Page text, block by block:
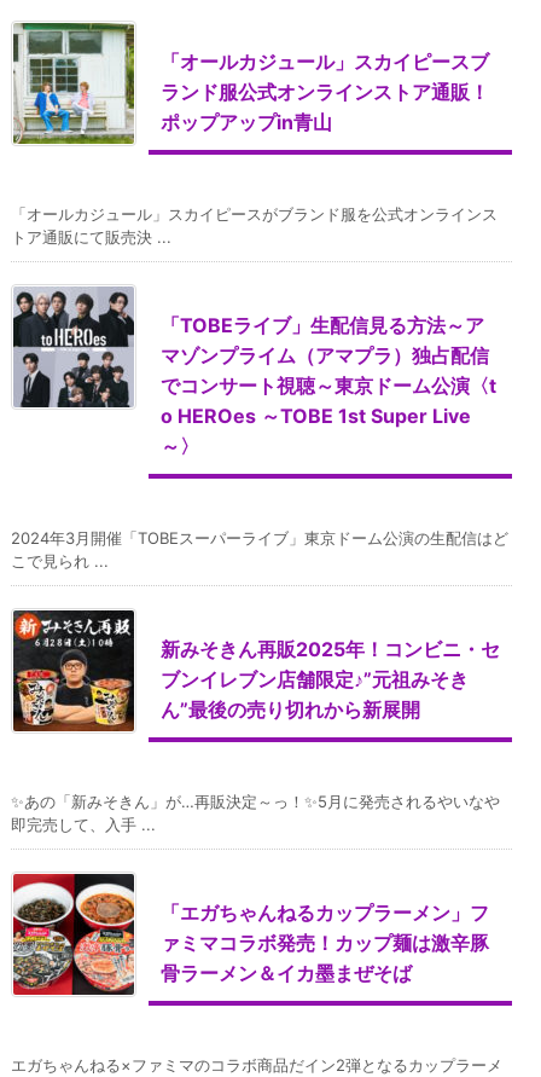
「オールカジュール」スカイピースブ
ランド服公式オンラインストア通販！
ポップアップin青山
「オールカジュール」スカイピースがブランド服を公式オンラインス
トア通販にて販売決 ...
「TOBEライブ」生配信見る方法～ア
マゾンプライム（アマプラ）独占配信
でコンサート視聴～東京ドーム公演〈t
o HEROes ～TOBE 1st Super Live
～〉
2024年3月開催「TOBEスーパーライブ」東京ドーム公演の生配信はど
こで見られ ...
新みそきん再販2025年！コンビニ・セ
ブンイレブン店舗限定♪”元祖みそき
ん”最後の売り切れから新展開
✨あの「新みそきん」が…再販決定～っ！✨5月に発売されるやいなや
即完売して、入手 ...
「エガちゃんねるカップラーメン」フ
ァミマコラボ発売！カップ麺は激辛豚
骨ラーメン＆イカ墨まぜそば
エガちゃんねる×ファミマのコラボ商品だイン2弾となるカップラーメ